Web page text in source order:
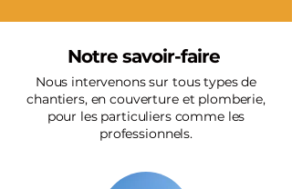
Notre savoir-faire
Nous intervenons sur tous types de
chantiers, en couverture et plomberie,
pour les particuliers comme les
professionnels.